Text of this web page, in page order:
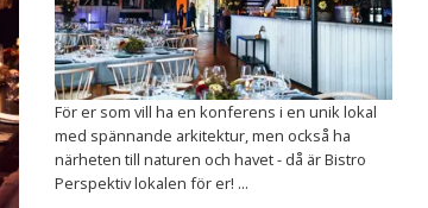
För er som vill ha en konferens i en unik lokal
med spännande arkitektur, men också ha
närheten till naturen och havet - då är Bistro
Perspektiv lokalen för er! ...